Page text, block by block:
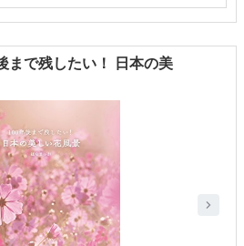
まで残したい！ 日本の美